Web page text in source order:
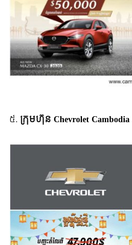
៥. ក្រុមហ៊ុន Chevrolet Cambodia